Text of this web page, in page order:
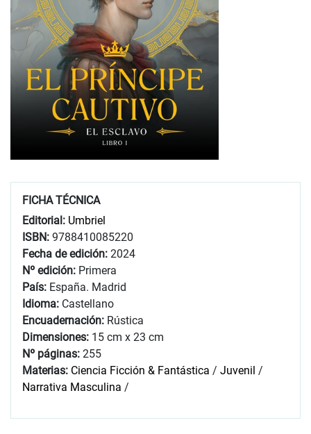
FICHA TÉCNICA
Editorial: Umbriel
ISBN: 9788410085220
Fecha de edición: 2024
Nº edición: Primera
País: España. Madrid
Idioma: Castellano
Encuadernación: Rústica
Dimensiones: 15 cm x 23 cm
Nº páginas: 255
Materias: Ciencia Ficción & Fantástica / Juvenil /
Narrativa Masculina /